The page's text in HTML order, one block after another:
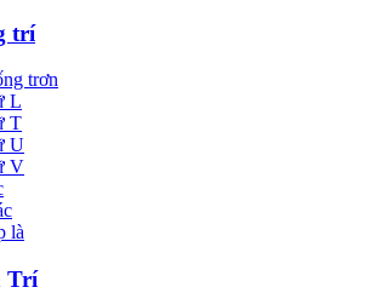
trí
trơn
L
T
U
V
là
Trí